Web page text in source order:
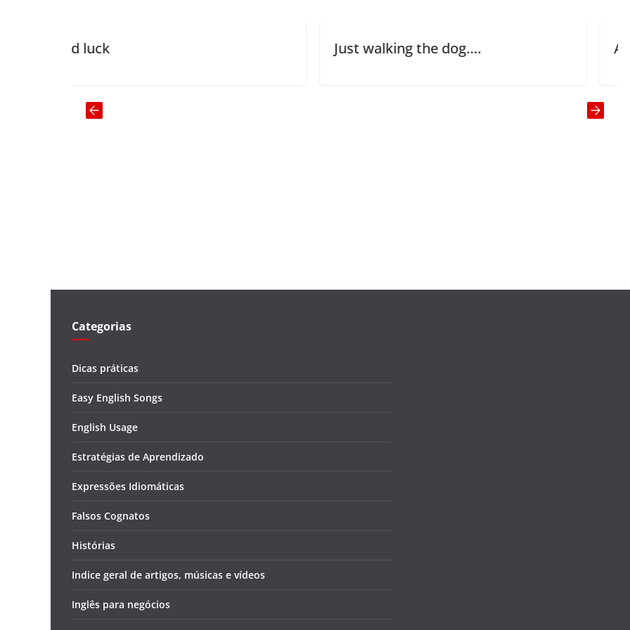
Just walking the dog…. At the
Categorias
Dicas práticas
Easy English Songs
English Usage
Estratégias de Aprendizado
Expressões Idiomáticas
Falsos Cognatos
Histórias
Indice geral de artigos, músicas e vídeos
Inglês para negócios